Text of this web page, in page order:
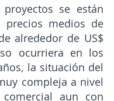
se están
precios medios de
alrededor de US$
ocurriera en los
la situación del
compleja a nivel
aun con